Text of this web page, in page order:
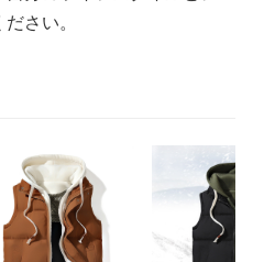
さい。